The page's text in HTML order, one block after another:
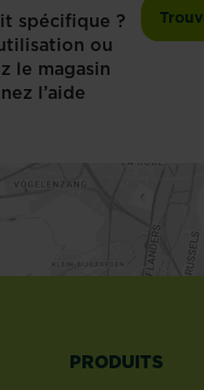
spécifique ?
ou
le magasin
l’aide
PRODUITS